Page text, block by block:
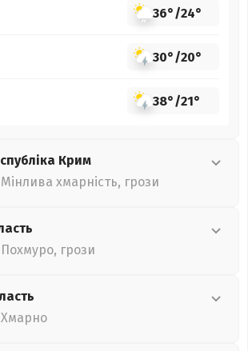
36°/24°
30°/20°
38°/21°
Крим
Мінлива хмарність, грози
Похмуро, грози
Хмарно